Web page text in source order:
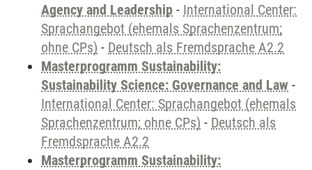
Agency and Leadership - International Center:
Sprachangebot (ehemals Sprachenzentrum;
ohne CPs) - Deutsch als Fremdsprache A2.2
Masterprogramm Sustainability:
Sustainability Science: Governance and Law -
International Center: Sprachangebot (ehemals
Sprachenzentrum; ohne CPs) - Deutsch als
Fremdsprache A2.2
Masterprogramm Sustainability: